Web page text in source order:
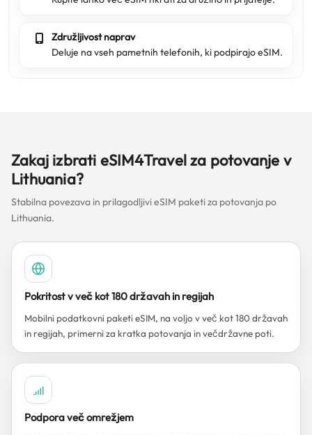
Združljivost naprav
Deluje na vseh pametnih telefonih, ki podpirajo eSIM.
Zakaj izbrati eSIM4Travel za potovanje v
Lithuania?
Stabilna povezava in prilagodljivi eSIM paketi za potovanja po
Lithuania.
Pokritost v več kot 180 državah in regijah
Mobilni podatkovni paketi eSIM, na voljo v več kot 180 državah
in regijah, primerni za kratka potovanja in večdržavne poti.
Podpora več omrežjem